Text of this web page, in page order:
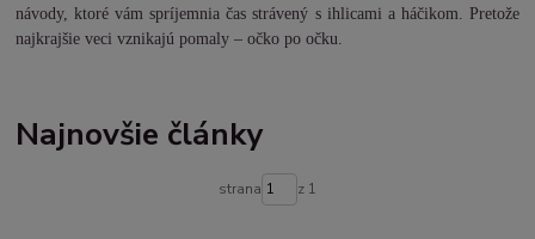
návody, ktoré vám spríjemnia čas strávený s ihlicami a háčikom. Pretože
najkrajšie veci vznikajú pomaly – očko po očku.
Najnovšie články
strana z 1